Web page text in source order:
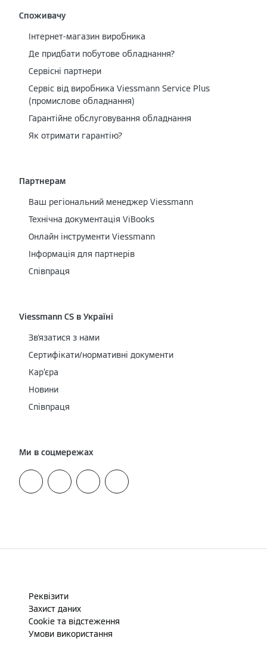
Споживачу
Інтернет-магазин виробника
Де придбати побутове обладнання?
Сервісні партнери
Cервіс від виробника Viessmann Service Plus
(промислове обладнання)
Гарантійне обслуговування обладнання
Як отримати гарантію?
Партнерам
Ваш регіональний менеджер Viessmann
Технічна документація ViBooks
Онлайн інструменти Viessmann
Інформація для партнерів
Співпраця
Viessmann CS в Україні
Зв'язатися з нами
Сертифікати/нормативні документи
Кар’єра
Новини
Співпраця
Ми в соцмережах
Реквізити
Захист даних
Cookie та відстеження
Умови використання